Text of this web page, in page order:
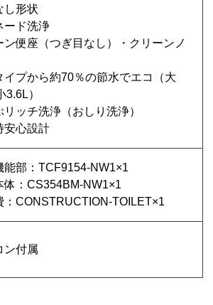
し形状
ード洗浄
ン便座（つぎ目なし）・クリーンノ
イプから約70％の節水でエコ（大
3.6L）
リッチ洗浄（おしり洗浄）
安心設計
能部：TCF9154-NW1×1
体：CS354BM-NW1×1
：CONSTRUCTION-TOILET×1
ン付属